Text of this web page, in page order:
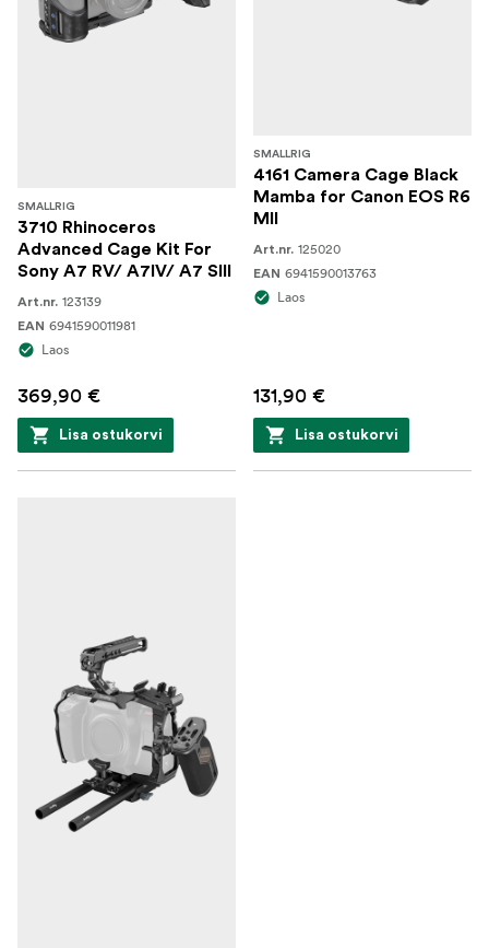
SMALLRIG
3710 Rhinoceros
Advanced Cage Kit For
Sony A7 RV/ A7IV/ A7 SIII
Art.nr. 123139
EAN 6941590011981
Laos
369,90 €
Lisa ostukorvi
SMALLRIG
4161 Camera Cage Black
Mamba for Canon EOS R6
MII
Art.nr. 125020
EAN 6941590013763
Laos
131,90 €
Lisa ostukorvi